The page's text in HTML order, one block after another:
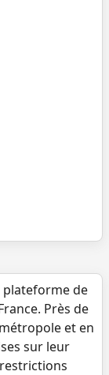
de
Près de
et en
sur leur